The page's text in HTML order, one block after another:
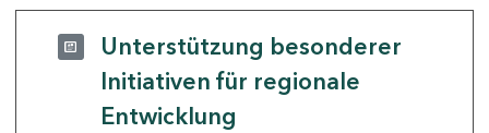
Unterstützung besonderer
Initiativen für regionale
Entwicklung